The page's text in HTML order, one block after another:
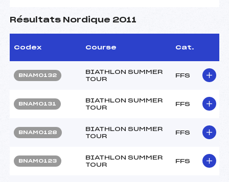
Résultats Nordique 2011
Codex Course Cat.
BNAM0132
BIATHLON SUMMER
TOUR
FFS
BNAM0131
BIATHLON SUMMER
TOUR
FFS
BNAM0128
BIATHLON SUMMER
TOUR
FFS
BNAM0123
BIATHLON SUMMER
TOUR
FFS